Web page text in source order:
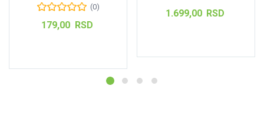
(0)
179,00 RSD
1.699,00 RSD